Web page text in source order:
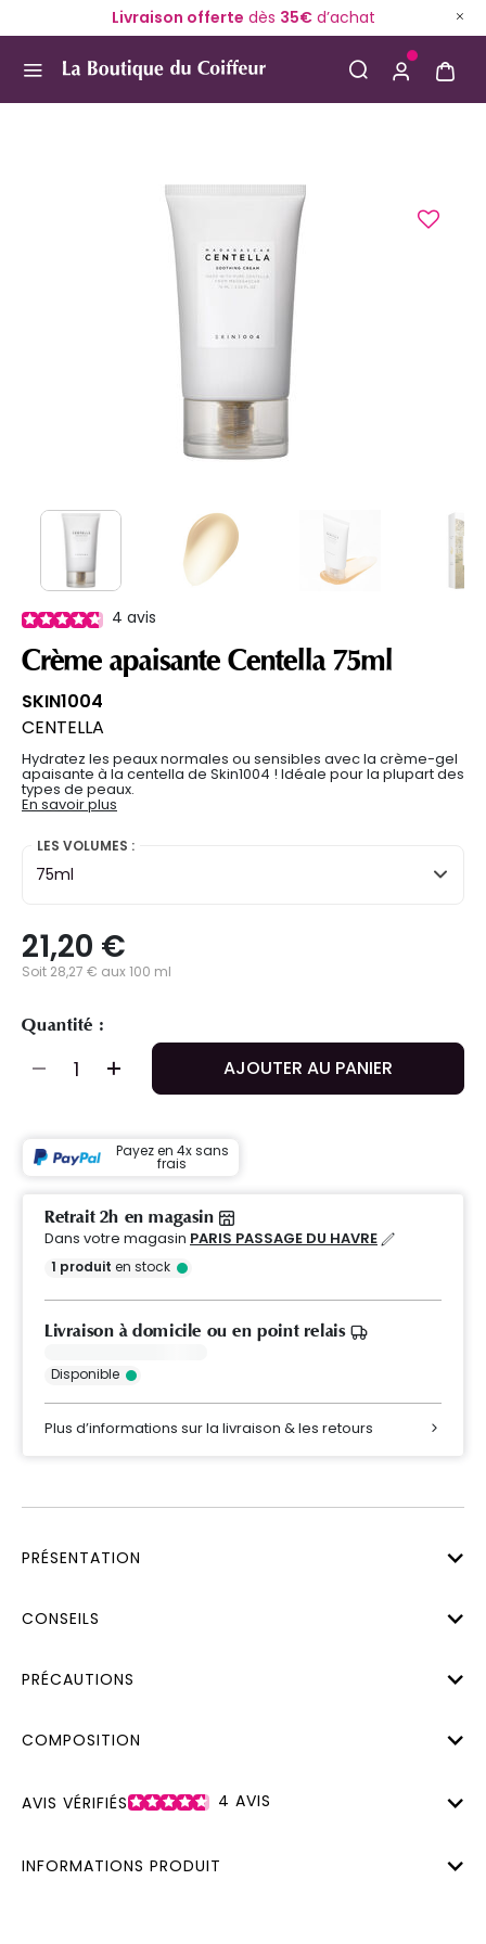
Livraison offerte dès 35€d’achat
4 avis
Crème apaisante Centella 75ml
SKIN1004
CENTELLA
Hydratez les peaux normales ou sensibles avec la crème-gel
apaisante à la centella de Skin1004 ! Idéale pour la plupart des
types de peaux.
En savoir plus
LES VOLUMES :
75ml
21,20 €
Soit 28,27 € aux 100 ml
Quantité :
AJOUTER AU PANIER
Payez en 4x sans
frais
Retrait 2h en magasin
Dans votre magasin PARIS PASSAGE DU HAVRE
1 produit en stock
Livraison à domicile ou en point relais
Disponible
Plus d’informations sur la livraison & les retours
PRÉSENTATION
CONSEILS
PRÉCAUTIONS
COMPOSITION
AVIS VÉRIFIÉS 4 AVIS
INFORMATIONS PRODUIT